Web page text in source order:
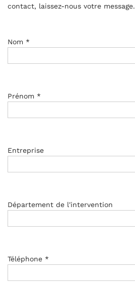
contact, laissez-nous votre message.
Nom *
Prénom *
Entreprise
Département de l'intervention
Téléphone *